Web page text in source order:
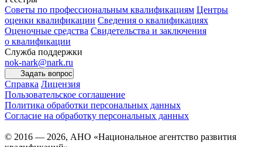
Советы по профессиональным квалификациям Центры
оценки квалификации Сведения о квалификациях
Оценочные средства Свидетельства и заключения
о квалификации
Служба поддержки
nok-nark@nark.ru
Задать вопрос
Справка Лицензия
Пользовательское соглашение
Политика обработки персональных данных
Согласие на обработку персональных данных
© 2016 — 2026, АНО «Национальное агентство развития